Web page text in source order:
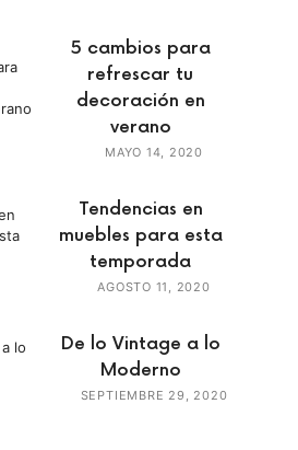
5 cambios para
refrescar tu
decoración en
verano
MAYO 14, 2020
Tendencias en
muebles para esta
temporada
AGOSTO 11, 2020
De lo Vintage a lo
Moderno
SEPTIEMBRE 29, 2020